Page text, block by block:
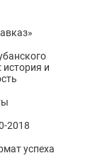
история и
2018
успеха